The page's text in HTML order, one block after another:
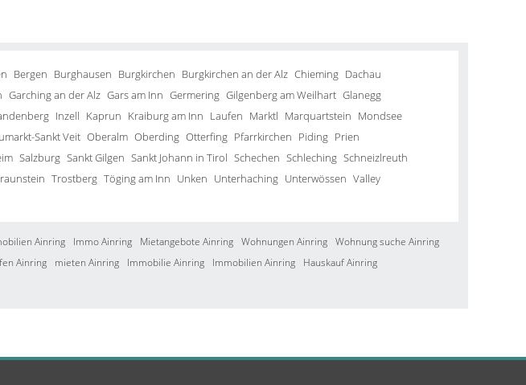
Bergen Burghausen Burgkirchen Burgkirchen an der Alz Chieming Dachau
Garching an der Alz Gars am Inn Germering Gilgenberg am Weilhart Glanegg
Inzell Kaprun Kraiburg am Inn Laufen Marktl Marquartstein Mondsee
Sankt Veit Oberalm Oberding Otterfing Pfarrkirchen Piding Prien
Salzburg Sankt Gilgen Sankt Johann in Tirol Schechen Schleching Schneizlreuth
Trostberg Töging am Inn Unken Unterhaching Unterwössen Valley
Ainring Immo Ainring Mietangebote Ainring Wohnungen Ainring Wohnung suche Ainring
Ainring mieten Ainring Immobilie Ainring Immobilien Ainring
Hauskauf Ainring